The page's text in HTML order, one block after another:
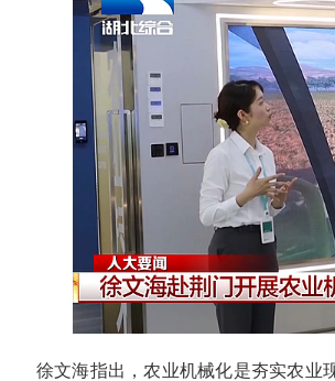
徐文海指出，农业机械化是夯实农业